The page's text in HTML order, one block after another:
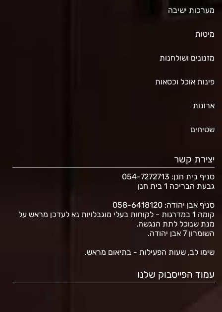
מערכות ישיבה
מיטות
מזנונים ושולחנות
פינות אוכל וכסאות
ארונות
שטיחים
יצירת קשר
סניף בית חנן: 054-7272713
גבעת הבריכה 1 בית חנן
סניף אבן יהודה: 058-6418120
קומה 1 במדרגות - לקוחות בעלי מוגבלויות נא לעדכן מראש על
מנת שנוכל לתת הנגשה.
השומרון 7 אבן יהודה.
שימו לב, שעות הפעילות - בתיאום מראש.
עמוד הפייסבוק שלנו